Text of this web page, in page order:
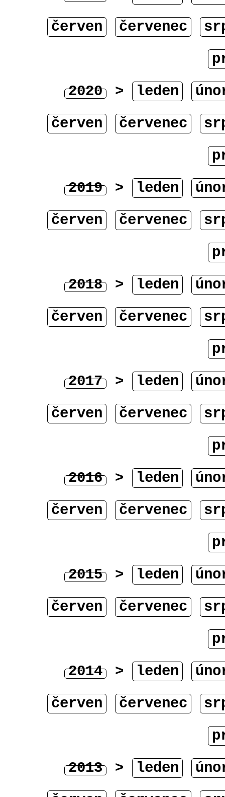
červen
červenec
2020 > leden
červen
červenec
2019 > leden
červen
červenec
2018 > leden
červen
červenec
2017 > leden
červen
červenec
2016 > leden
červen
červenec
2015 > leden
červen
červenec
2014 > leden
červen
červenec
2013 > leden